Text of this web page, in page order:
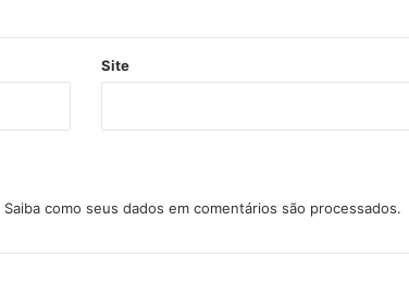
Site
Saiba como seus dados em comentários são processados.